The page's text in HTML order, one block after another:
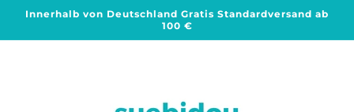
zum
Innerhalb von Deutschland Gratis Standardversand ab
100 €